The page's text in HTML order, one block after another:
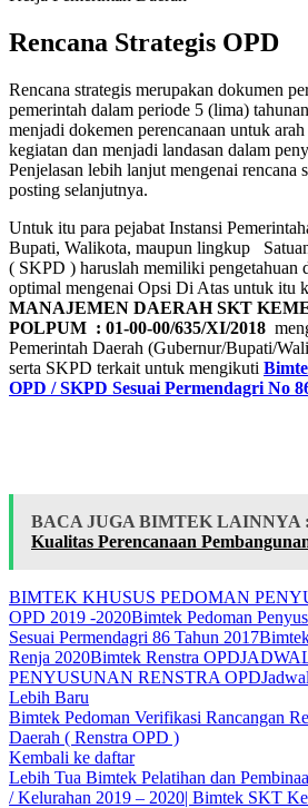
Rencana Strategis OPD
Rencana strategis merupakan dokumen
pemerintah dalam periode 5 (lima)
menjadi dokemen perencanaan untuk
kegiatan dan menjadi landasan dalam
Penjelasan lebih lanjut mengenai rencana
posting selanjutnya.
Untuk itu para pejabat Instansi
Bupati, Walikota, maupun lingkup
( SKPD ) haruslah memiliki pengetahuan
optimal mengenai Opsi Di Atas untuk itu
MANAJEMEN DAERAH SKT
POLPUM : 01-00-00/635/XI/2018
Pemerintah Daerah (Gubernur/Bupati/
serta SKPD terkait untuk mengikuti
OPD / SKPD Sesuai Permendagri No
BACA JUGA BIMTEK LAINNYA :
Kualitas Perencanaan
BIMTEK KHUSUS PEDOMAN
OPD 2019 -2020Bimtek Pedoman
Sesuai Permendagri 86 Tahun 2017
Renja 2020Bimtek Renstra OPD
PENYUSUNAN RENSTRA OPD
Lebih Baru
Bimtek Pedoman Verifikasi Rancangan
Daerah ( Renstra OPD )
Kembali ke daftar
Lebih Tua Bimtek Pelatihan dan
/ Kelurahan 2019 – 2020| Bimtek SKT